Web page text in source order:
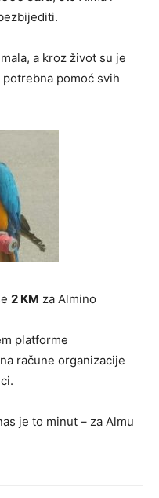
a kroz život su je
pomoć svih
2 KM za Almino
platforme
račune organizacije
je to minut – za Almu